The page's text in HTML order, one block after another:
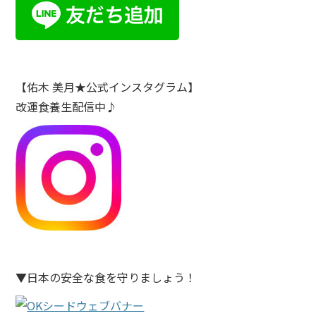
【佑木 美月★公式インスタグラム】
改運食養生配信中♪
▼日本の安全な食を守りましょう！